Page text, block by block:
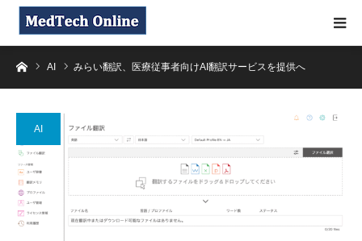
ホーム
AI みらい翻訳、医療従事者向けAI翻訳サービスを提供へ
AI